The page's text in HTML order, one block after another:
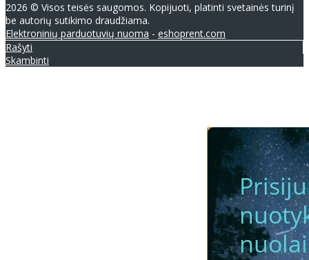
2026 © Visos teisės saugomos. Kopijuoti, platinti svetainės turinį
be autorių sutikimo draudžiama.
Elektroninių parduotuvių nuoma - eshoprent.com
Rašyti
Skambinti